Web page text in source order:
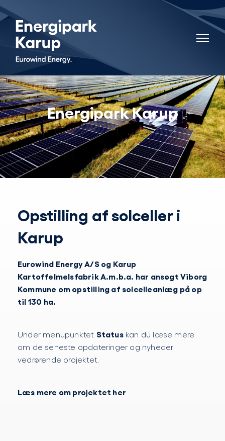
Energipark Karup
Opstilling af solceller i
Karup
Eurowind Energy A/S og Karup
Kartoffelmelsfabrik A.m.b.a. har ansøgt Viborg
Kommune om opstilling af solcelleanlæg på op
til 130 ha.
Under menupunktet Statuskan du læse mere
om de seneste opdateringer og nyheder
vedrørende projektet.
Læs mere om projektet her